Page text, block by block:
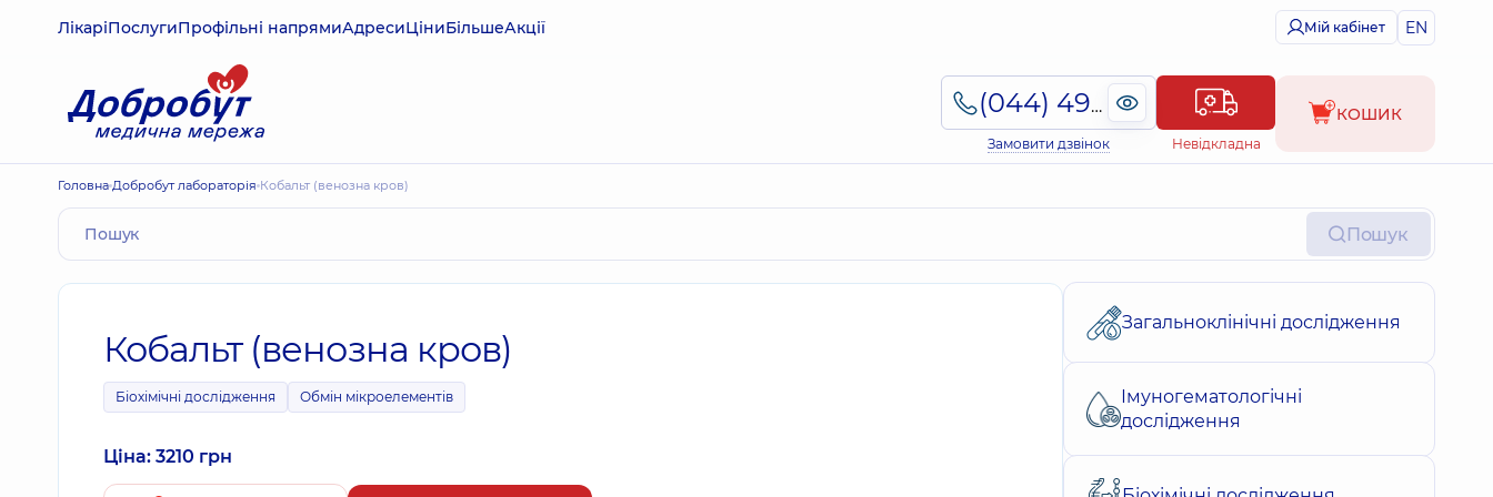
ЛікаріПослугиПрофільні напрямиАдресиЦіниБільшеАкції Мій кабінет EN
(044) 495-2-888
Замовити дзвінок Невідкладна
КОШИК
Головна Добробут лабораторія Кобальт (венозна кров)
Пошук
Кобальт (венозна кров)
Біохімічні дослідження Обмін мікроелементів
Ціна: 3210 грн
Загальноклінічні дослідження
Імуногематологічні
дослідження